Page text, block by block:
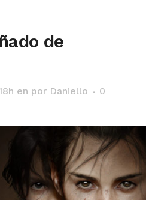
de
en por Daniello
0